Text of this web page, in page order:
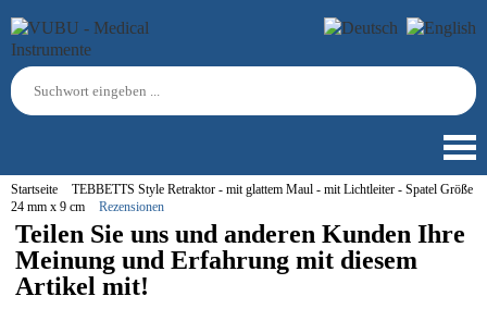
Startseite
TEBBETTS Style Retraktor - mit glattem Maul - mit Lichtleiter - Spatel Größe
24 mm x 9 cm
Rezensionen
Teilen Sie uns und anderen Kunden Ihre
Meinung und Erfahrung mit diesem
Artikel mit!